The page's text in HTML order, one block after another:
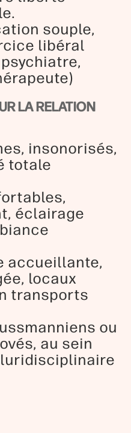
souple,
libéral
LA RELATION
insonorisés,
totale
éclairage
accueillante,
locaux
transports
ou
au sein